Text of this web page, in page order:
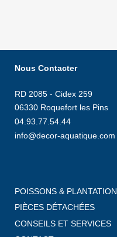
Nous Contacter
RD 2085 - Cidex 259
06330 Roquefort les Pins
04.93.77.54.44
info@decor-aquatique.com
POISSONS & PLANTATION
PIÈCES DÉTACHÉES
CONSEILS ET SERVICES